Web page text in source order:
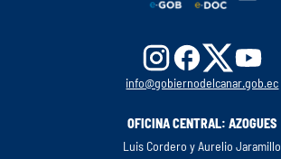
info@gobiernodelcanar.gob.ec
OFICINA CENTRAL: AZOGUES
Luis Cordero y Aurelio Jaramillo